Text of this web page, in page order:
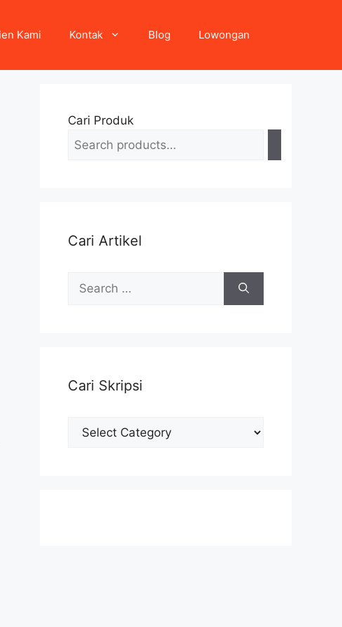
Kami Kontak Blog Lowongan
Cari Produk
Cari Artikel
Search
for:
Cari Skripsi
Cari